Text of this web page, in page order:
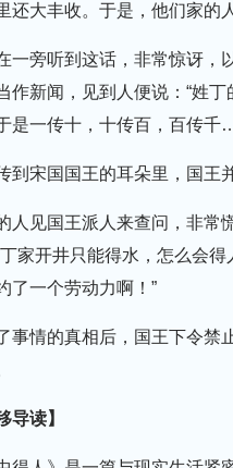
还大丰收。于是，他们家的
一旁听到这话，非常惊讶，
作新闻，见到人便说：“姓
是一传十，十传百，百传
到宋国国王的耳朵里，国王
人见国王派人来查问，非常
家开井只能得水，怎么会
了一个劳动力啊！”
事情的真相后，国王下令禁
导读】